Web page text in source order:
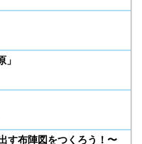
す布陣図をつくろう！〜